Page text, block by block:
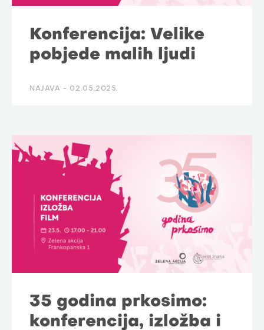
Konferencija: Velike
pobjede malih ljudi
NAJAVA - 02.05.2025.
35 godina prkosimo:
konferencija, izložba i